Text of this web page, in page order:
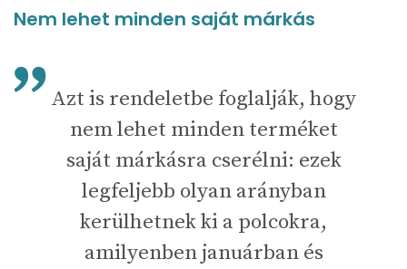
Nem lehet minden saját márkás
Azt is rendeletbe foglalják, hogy
nem lehet minden terméket
saját márkásra cserélni: ezek
legfeljebb olyan arányban
kerülhetnek ki a polcokra,
amilyenben januárban és